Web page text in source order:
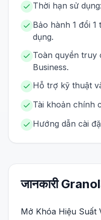
Thời hạn sử
Bảo hành 1 đổi
dụng.
Toàn quyền truy
Business.
Hỗ trợ kỹ thuật
Tài khoản chính
Hướng dẫn cài
जानकारी
Mở Khóa Hiệu Suất